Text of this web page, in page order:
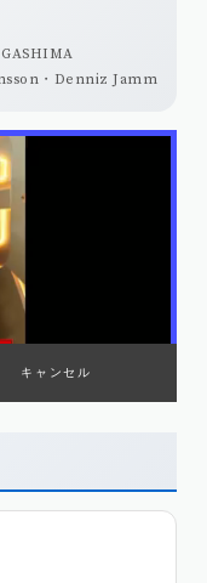
・Denniz Jamm